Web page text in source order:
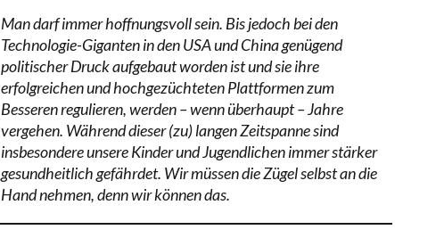
Man darf immer hoffnungsvoll sein. Bis jedoch bei den
Technologie-Giganten in den USA und China genügend
politischer Druck aufgebaut worden ist und sie ihre
erfolgreichen und hochgezüchteten Plattformen zum
Besseren regulieren, werden – wenn überhaupt – Jahre
vergehen. Während dieser (zu) langen Zeitspanne sind
insbesondere unsere Kinder und Jugendlichen immer stärker
gesundheitlich gefährdet. Wir müssen die Zügel selbst an die
Hand nehmen, denn wir können das.